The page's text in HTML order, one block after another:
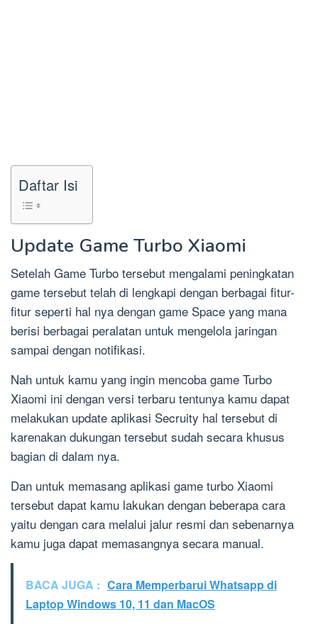
Daftar Isi
Update Game Turbo Xiaomi
Setelah Game Turbo tersebut mengalami peningkatan
game tersebut telah di lengkapi dengan berbagai fitur-
fitur seperti hal nya dengan game Space yang mana
berisi berbagai peralatan untuk mengelola jaringan
sampai dengan notifikasi.
Nah untuk kamu yang ingin mencoba game Turbo
Xiaomi ini dengan versi terbaru tentunya kamu dapat
melakukan update aplikasi Secruity hal tersebut di
karenakan dukungan tersebut sudah secara khusus
bagian di dalam nya.
Dan untuk memasang aplikasi game turbo Xiaomi
tersebut dapat kamu lakukan dengan beberapa cara
yaitu dengan cara melalui jalur resmi dan sebenarnya
kamu juga dapat memasangnya secara manual.
BACA JUGA : Cara Memperbarui Whatsapp di
Laptop Windows 10, 11 dan MacOS